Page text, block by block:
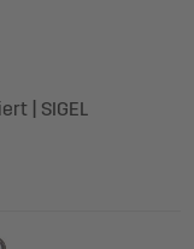
| SIGEL